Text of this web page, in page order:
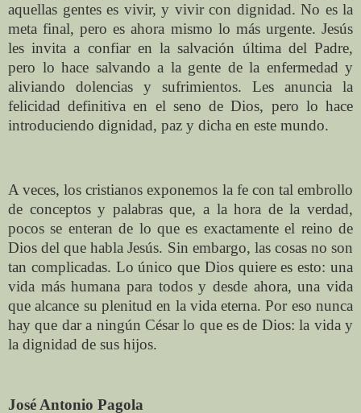
aquellas gentes es vivir, y vivir con dignidad. No es la
meta final, pero es ahora mismo lo más urgente. Jesús
les invita a confiar en la salvación última del Padre,
pero lo hace salvando a la gente de la enfermedad y
aliviando dolencias y sufrimientos. Les anuncia la
felicidad definitiva en el seno de Dios, pero lo hace
introduciendo dignidad, paz y dicha en este mundo.
A veces, los cristianos exponemos la fe con tal embrollo
de conceptos y palabras que, a la hora de la verdad,
pocos se enteran de lo que es exactamente el reino de
Dios del que habla Jesús. Sin embargo, las cosas no son
tan complicadas. Lo único que Dios quiere es esto: una
vida más humana para todos y desde ahora, una vida
que alcance su plenitud en la vida eterna. Por eso nunca
hay que dar a ningún César lo que es de Dios: la vida y
la dignidad de sus hijos.
José Antonio Pagola